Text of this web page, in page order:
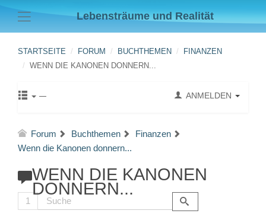
Lebensträume und Realität
STARTSEITE FORUM BUCHTHEMEN
FINANZEN
WENN DIE KANONEN DONNERN...
ANMELDEN
Forum Buchthemen
Finanzen
Wenn die Kanonen donnern...
WENN DIE KANONEN
DONNERN...
1